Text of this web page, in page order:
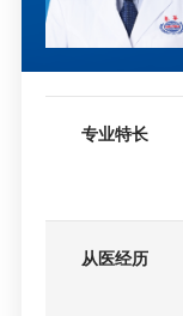
专业特长
从医经历